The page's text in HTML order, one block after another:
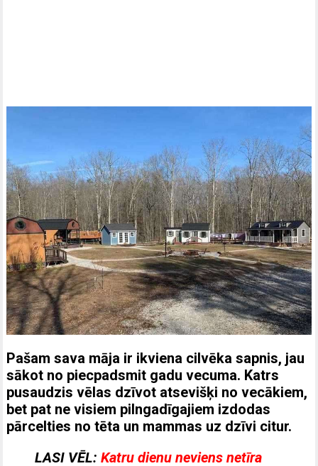
Pašam sava māja ir ikviena cilvēka sapnis, jau
sākot no piecpadsmit gadu vecuma. Katrs
pusaudzis vēlas dzīvot atsevišķi no vecākiem,
bet pat ne visiem pilngadīgajiem izdodas
pārcelties no tēta un mammas uz dzīvi citur.
LASI VĒL:Katru dienu neviens netīra